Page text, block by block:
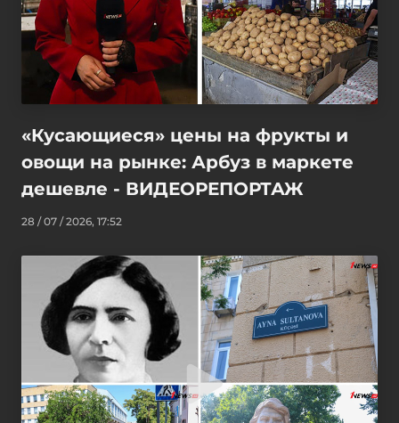
«Кусающиеся» цены на фрукты и
овощи на рынке: Арбуз в маркете
дешевле - ВИДЕОРЕПОРТАЖ
28 / 07 / 2026, 17:52